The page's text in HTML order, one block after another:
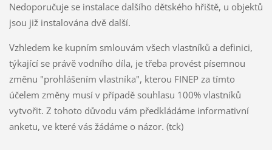
Nedoporučuje se instalace dalšího dětského hřiště, u objektů
jsou již instalována dvě další.
Vzhledem ke kupním smlouvám všech vlastníků a definici,
týkající se právě vodního díla, je třeba provést písemnou
změnu "prohlášením vlastníka", kterou FINEP za tímto
účelem změny musí v případě souhlasu 100% vlastníků
vytvořit. Z tohoto důvodu vám předkládáme informativní
anketu, ve které vás žádáme o názor. (tck)